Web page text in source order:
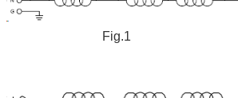
Fig.1